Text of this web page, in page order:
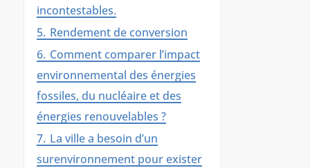
incontestables.
5. Rendement de conversion
6. Comment comparer l’impact
environnemental des énergies
fossiles, du nucléaire et des
énergies renouvelables ?
7. La ville a besoin d’un
surenvironnement pour exister